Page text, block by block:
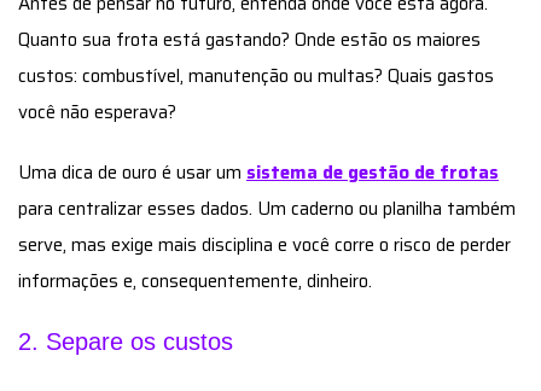
Quanto sua frota está gastando? Onde estão os maiores
custos: combustível, manutenção ou multas? Quais gastos
você não esperava?
Uma dica de ouro é usar um sistema de gestão de frotas
para centralizar esses dados. Um caderno ou planilha também
serve, mas exige mais disciplina e você corre o risco de perder
informações e, consequentemente, dinheiro.
2. Separe os custos